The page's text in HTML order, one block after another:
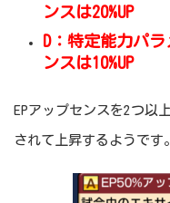
ンスは20%UP
D：特定能力パ
ンスは10%UP
EPアップセンスを2つ以
されて上昇するようです。